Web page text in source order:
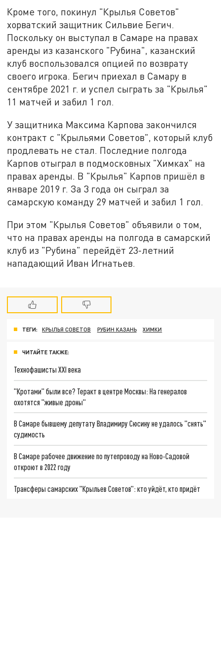
Кроме того, покинул "Крылья Советов"
хорватский защитник Сильвие Бегич.
Поскольку он выступал в Самаре на правах
аренды из казанского "Рубина", казанский
клуб воспользовался опцией по возврату
своего игрока. Бегич приехал в Самару в
сентябре 2021 г. и успел сыграть за "Крылья"
11 матчей и забил 1 гол.
У защитника Максима Карпова закончился
контракт с "Крыльями Советов", который клуб
продлевать не стал. Последние полгода
Карпов отыграл в подмосковных "Химках" на
правах аренды. В "Крылья" Карпов пришёл в
январе 2019 г. За 3 года он сыграл за
самарскую команду 29 матчей и забил 1 гол.
При этом "Крылья Советов" объявили о том,
что на правах аренды на полгода в самарский
клуб из "Рубина" перейдёт 23-летний
нападающий Иван Игнатьев.
ТЕГИ: КРЫЛЬЯ СОВЕТОВ РУБИН КАЗАНЬ ХИМКИ
ЧИТАЙТЕ ТАКЖЕ:
Технофашисты XXI века
"Кротами" были все? Теракт в центре Москвы: На генералов
охотятся "живые дроны"
В Самаре бывшему депутату Владимиру Сюсину не удалось "снять"
судимость
В Самаре рабочее движение по путепроводу на Ново-Садовой
откроют в 2022 году
Трансферы самарских "Крыльев Советов": кто уйдёт, кто придёт